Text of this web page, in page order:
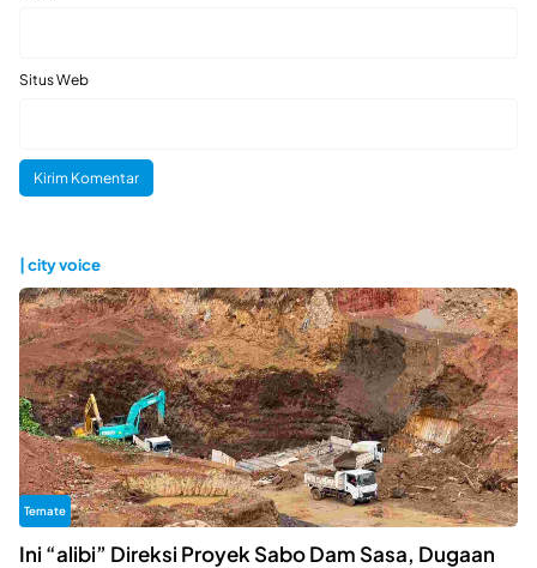
Situs Web
| city voice
Ternate
Ini “alibi” Direksi Proyek Sabo Dam Sasa, Dugaan